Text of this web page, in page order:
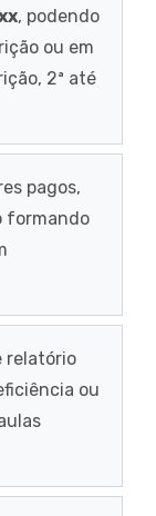
, podendo
ou em
2ª até
pagos,
formando
relatório
ou